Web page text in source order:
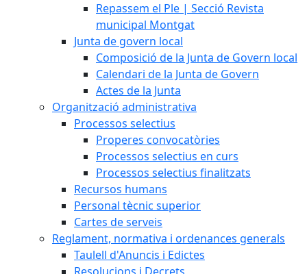
Repassem el Ple | Secció Revista
municipal Montgat
Junta de govern local
Composició de la Junta de Govern local
Calendari de la Junta de Govern
Actes de la Junta
Organització administrativa
Processos selectius
Properes convocatòries
Processos selectius en curs
Processos selectius finalitzats
Recursos humans
Personal tècnic superior
Cartes de serveis
Reglament, normativa i ordenances generals
Taulell d'Anuncis i Edictes